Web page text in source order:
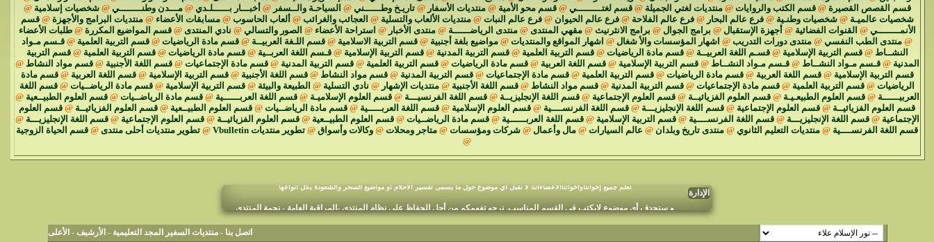
قسم القصص القصيرة @قسم الكتب والروايات @منتديات لغتي الجميلة @قسم لغتـــــــــي @قسم محو الأمية @منتديات الأسفار @تاريـخ وطــــــني @ السياحـة والــسفر @ أخبـــار بــــــلـدي @مـــدن وطنــــــــي @شخصيات إسلامية @
شخصيات عالميـة @شخصيات وطنـية @فرع عالم البحار @فرع عالم الفلاحة @فرع عالم الحيوان @فرع عالم النبات @منتديات الألعاب والتسلية @ العجائب والغرائب @ ألعاب الحاسوب @مسابقات الأعضاء @منتديات البرامج والأجهزة @قسم
الأنمــــــــي @ القنوات الفضائية @ أجهزة الإستقبال @ برامج الجوال @ برامج الانثرنيث @مقهي المنتدى @منتدى الرياضــــــة @منتدى الأخبار @ استراحة الأعضاء @ الصور والتسالي @ نادي المنتدى @قسم المواضيع المكررة @طلبات الأعضاء
@ منتدى الطب النفسي @ منتدى دورات التدريب @ اشهار المؤسسات والأ شغال @ اشهار المواقع والمنتديات @ مواضيع بلغة أجنبية @ قسم التربية الاسلامية @ قسم اللـغة العربيــة @ قسم مادة الرياضيات @ قسم التربية العلمية @ قـسم مـواد
النشــاط @قسم التربية الإسلامية @قسـم اللغة العربيــة @قسم مادة الرياضيات @قسم التربية العلمية @قسم التربية المدنية @قسم التربية الإسلامية @قـسم اللغة العربــية @قسم مادة الرياضيات @قسم التربية العلمية @قسم التربية
المدنية @قـسم مـواد النشــاط @قـسم مـواد النشــاط @قسم التربية الإسلامية @قسم اللغة العربية @قسم مادة الرياضيات @قسم التربية العلمية @قسم التربية المدنية @قسم مادة الإجتماعيات @قسم اللغة الأجنبية @قسم مواد النشاط @
قسم التربية الإسلامية @قسم اللغة العربية @قسم مادة الرياضيات @قسم التربية العلمية @قسم مادة الإجتماعيات @قسم التربية المدنية @قسم مواد النشاط @قسم اللغة الأجنبية @قسم التربية الإسلامية @قسم اللغة العربية @قسم مادة
الرياضيات @ قسم التربية العلمية @ قسم مادة الإجتماعيات @ قسم التربية المدنية @ قسم مواد النشاط @ قسم اللغة الأجنبية @ منتديات الإشهار @ نادي التسلية @ الطبيعة والبيئة @ قسم التربية الإسلامية @ قسم مادة الرياضــيات @ قسم اللغة
العربيــــــة @قسم العلوم الطبيعـيـة @قسم العلوم الفزيائيــة @قسم العلوم الإجتماعية @قسم اللغة الإنجليزيــة @قسم اللغة الفرنسيـــة @قسم العلوم الإسلاميـة @قسم اللغة العربــــــية @قسم مادة الرياضــيات @قسم العلوم الطبيــعية @
قسم العلوم الفزيائيــة @ قسم العلوم الإجتماعية @ قسم اللغة الإنجليزيـــة @ قسم اللغة الفرنســــية @ قسم العلوم الإسلامية @ قسم اللغة العربـــــية @ قسم مادة الرياضــيات @ قسم العلوم الطبيــعية @ قسم العلوم الفزيائيــة @ قسم العلوم
الإجتماعية @قسم اللغة الإنجليزيـــة @قسم اللغة الفرنســــية @قسم التربية الإسلامية @قسم اللغة العربــــــية @قسم مادة الرياضــيات @قسم العلوم الطبيــعية @قسم العلوم الفزيائيــة @قسم العلوم الإجتماعية @قسم اللغة الإنجليزيـــة @
قسم اللغة الفرنســــية @ منتديات التعليم الثانوي @ منتدى تاريخ وبلدان @ عالم السيارات @ مال وأعمال @ شركات ومؤسسات @ متاجر ومحلات @ وكالات وأسواق @ تطوير منتديات Vbulletin @ تطوير منتديات أحلى منتدى @ قسم الحياة الزوجية
@
الإدارة
منتديات السفير المجد التعليمية
اتصل بنا -منتديات السفير المجد التعليمية - الأرشيف - الأعلى